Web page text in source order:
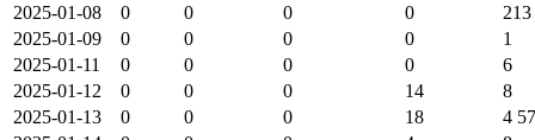
2025-01-08
0 0 0 0
213
2025-01-09
0 0 0 0
1
2025-01-11
0 0 0 0
6
2025-01-12
0 0 0 14
8
2025-01-13
0 0 0 18
4